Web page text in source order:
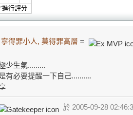
進行評分
寧得罪小人, 莫得罪高層 =
少生氣.........
有必要提醒一下自己..........
於 2005-09-28